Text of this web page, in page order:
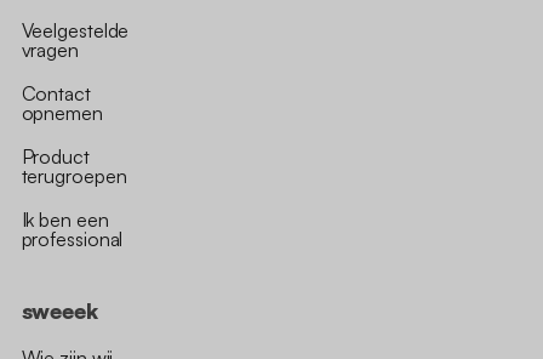
Veelgestelde
vragen
Contact
opnemen
Product
terugroepen
Ik ben een
professional
sweeek